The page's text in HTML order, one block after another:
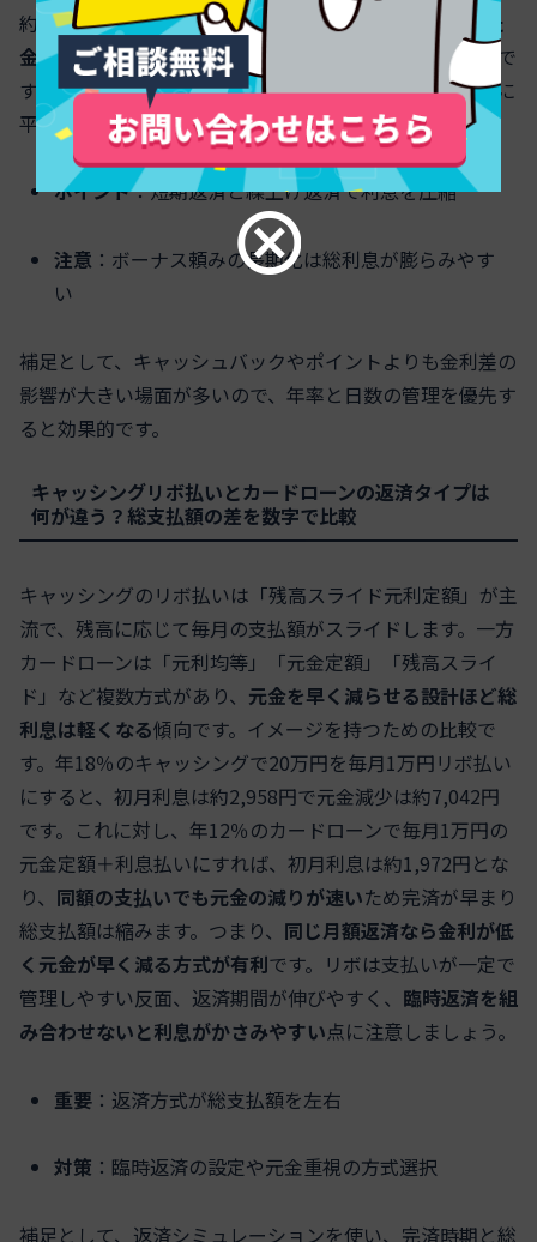
約1,972円です。少額・短期はキャッシング、まとまった
金額や中長期はカードローンが有利
という方向性が定石で
す。さらに、繰上げ返済や臨時返済を活用すると実質的に
平均残高が下がり利息節約につながります。
ポイント：短期返済と繰上げ返済で利息を圧縮
注意 ：ボーナス頼みの長期化は総利息が膨らみやす
い
補足として、キャッシュバックやポイントよりも金利差の
影響が大きい場面が多いので、年率と日数の管理を優先す
ると効果的です。
キャッシングリボ払いとカードローンの返済タイプは
何が違う？総支払額の差を数字で比較
キャッシングのリボ払いは「残高スライド元利定額」が主
流で、残高に応じて毎月の支払額がスライドします。一方
カードローンは「元利均等」「元金定額」「残高スライ
ド」など複数方式があり、 元金を早く減らせる設計ほど総
利息は軽くなる傾向です。イメージを持つための比較で
す。年18％のキャッシングで20万円を毎月1万円リボ払い
にすると、初月利息は約2,958円で元金減少は約7,042円
です。これに対し、年12％のカードローンで毎月1万円の
元金定額＋利息払いにすれば、初月利息は約1,972円とな
り、 同額の支払いでも元金の減りが速いため完済が早まり
総支払額は縮みます。つまり、 同じ月額返済なら金利が低
く元金が早く減る方式が有利です。リボは支払いが一定で
管理しやすい反面、返済期間が伸びやすく、 臨時返済を組
み合わせないと利息がかさみやすい点に注意しましょう。
重要 ：返済方式が総支払額を左右
対策 ：臨時返済の設定や元金重視の方式選択
補足として、返済シミュレーションを使い、完済時期と総